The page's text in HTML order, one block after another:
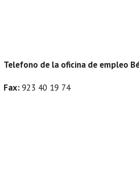
Telefono de la oficina de empleo
Fax:923 40 19 74